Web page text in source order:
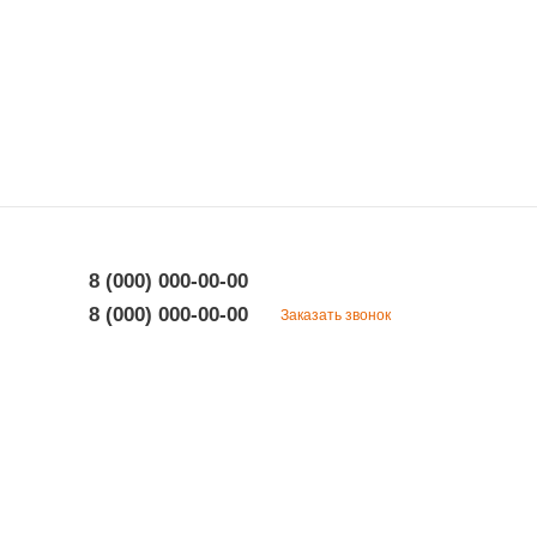
8 (000) 000-00-00
8 (000) 000-00-00
Заказать звонок